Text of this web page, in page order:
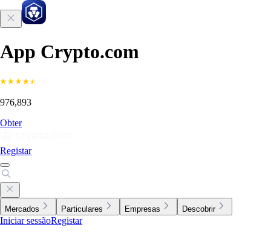
App Crypto.com
976,893
Obter
Registar
Mercados Particulares Empresas Descobrir
Iniciar sessãoRegistar